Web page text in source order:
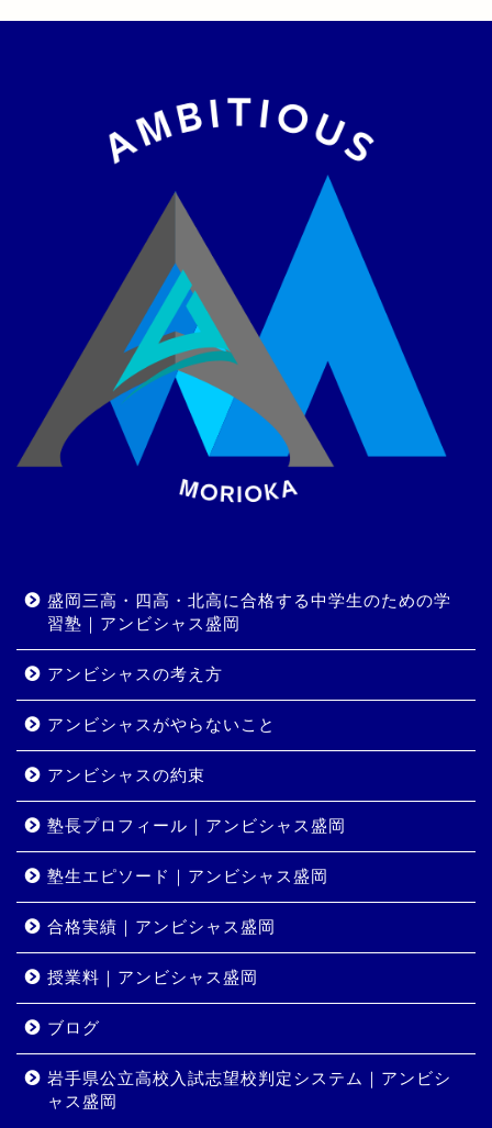
盛岡三高・四高・北高に合格する中学生のための学
習塾｜アンビシャス盛岡
アンビシャスの考え方
アンビシャスがやらないこと
アンビシャスの約束
塾長プロフィール｜アンビシャス盛岡
塾生エピソード｜アンビシャス盛岡
合格実績｜アンビシャス盛岡
授業料｜アンビシャス盛岡
ブログ
岩手県公立高校入試志望校判定システム｜アンビシ
ャス盛岡
コース・料金